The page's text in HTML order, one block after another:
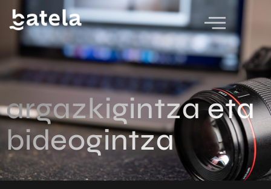
argazkigintza eta
bideogintza